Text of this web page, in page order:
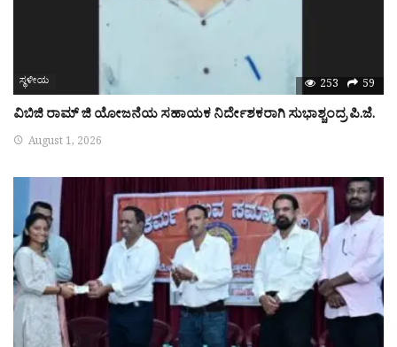
ಸ್ಥಳೀಯ 253 59
ವಿಬಿಜಿ ರಾಮ್ ಜಿ ಯೋಜನೆಯ ಸಹಾಯಕ ನಿರ್ದೇಶಕರಾಗಿ ಸುಭಾಶ್ಚಂದ್ರ ಪಿ.ಜೆ.
August 1, 2026